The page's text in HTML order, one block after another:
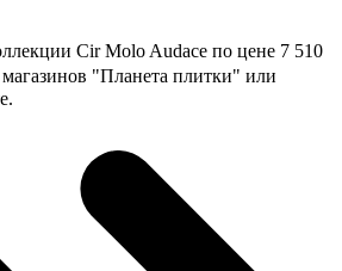
Cir Molo Audace по цене 7 510
"Планета плитки" или